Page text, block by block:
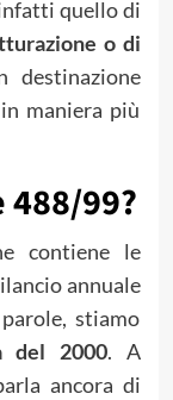
quello di
o di
destinazione
maniera più
488/99?
contiene le
annuale
stiamo
del 2000. A
ancora di